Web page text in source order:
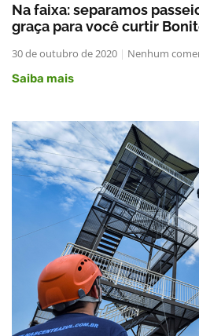
Na faixa: separamos
graça para você curtir
30 de outubro de 2020
Nenhum
Saiba mais